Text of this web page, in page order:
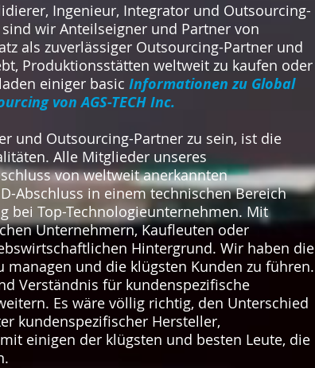
Ingenieur, Integrator und Outsourcing-
wir Anteilseigner und Partner von
als zuverlässiger Outsourcing-Partner und
Produktionsstätten weltweit zu kaufen oder
einiger basic Informationen zu Global
von AGS-TECH Inc.
und Outsourcing-Partner zu sein, ist die
Alle Mitglieder unseres
von weltweit anerkannten
Abschluss in einem technischen Bereich
bei Top-Technologieunternehmen. Mit
Unternehmern, Kaufleuten oder
Hintergrund. Wir haben die
und die klügsten Kunden zu führen.
Verständnis für kundenspezifische
Es wäre völlig richtig, den Unterschied
kundenspezifischer Hersteller,
einigen der klügsten und besten Leute, die